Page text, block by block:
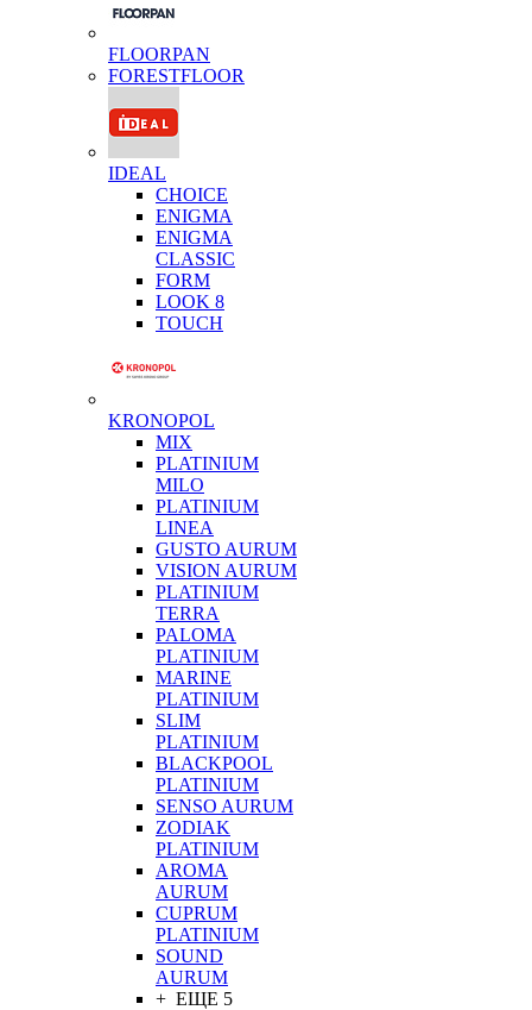
FLOORPAN
FORESTFLOOR
IDEAL
CHOICE
ENIGMA
ENIGMA
CLASSIC
FORM
LOOK 8
TOUCH
KRONOPOL
MIX
PLATINIUM
MILO
PLATINIUM
LINEA
GUSTO AURUM
VISION AURUM
PLATINIUM
TERRA
PALOMA
PLATINIUM
MARINE
PLATINIUM
SLIM
PLATINIUM
BLACKPOOL
PLATINIUM
SENSO AURUM
ZODIAK
PLATINIUM
AROMA
AURUM
CUPRUM
PLATINIUM
SOUND
AURUM
+ ЕЩЕ 5